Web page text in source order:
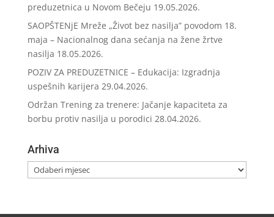
preduzetnica u Novom Bečeju 19.05.2026.
SAOPŠTENjE Mreže „Život bez nasilja” povodom 18.
maja – Nacionalnog dana sećanja na žene žrtve
nasilja 18.05.2026.
POZIV ZA PREDUZETNICE – Edukacija: Izgradnja
uspešnih karijera 29.04.2026.
Održan Trening za trenere: Jačanje kapaciteta za
borbu protiv nasilja u porodici 28.04.2026.
Arhiva
Arhiva